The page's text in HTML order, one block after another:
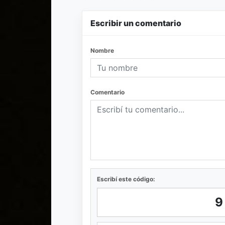
Escribir un comentario
Nombre
Comentario
Escribí este código: